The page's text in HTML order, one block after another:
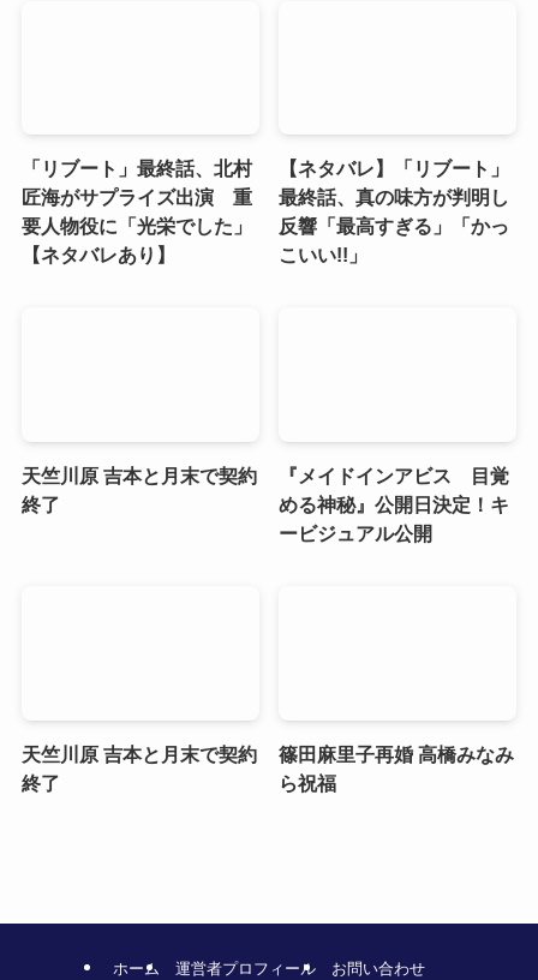
「リブート」最終話、北村
匠海がサプライズ出演 重
要人物役に「光栄でした」
【ネタバレあり】
【ネタバレ】「リブート」
最終話、真の味方が判明し
反響「最高すぎる」「かっ
こいい!!」
天竺川原 吉本と月末で契約
終了
『メイドインアビス 目覚
める神秘』公開日決定！キ
ービジュアル公開
天竺川原 吉本と月末で契約
終了
篠田麻里子再婚 高橋みなみ
ら祝福
ホーム 運営者プロフィール
お問い合わせ